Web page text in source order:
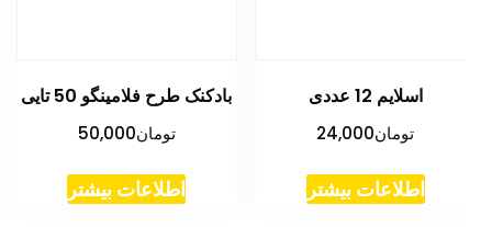
اسلایم 12 عددی
تومان24,000
اطلاعات بیشتر
بادکنک طرح فلامینگو 50 تایی
تومان50,000
اطلاعات بیشتر